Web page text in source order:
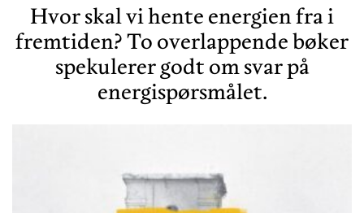
Hvor skal vi hente energien fra i
fremtiden? To overlappende bøker
spekulerer godt om svar på
energispørsmålet.